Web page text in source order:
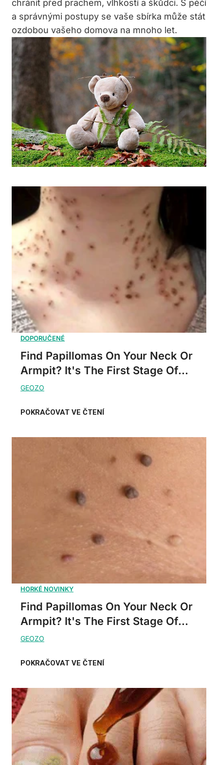
chránit před prachem, vlhkostí a škůdci. S péčí
a správnými postupy se vaše sbírka může stát
ozdobou vašeho domova na mnoho let.
Find Papillomas On Your Neck Or
Armpit? It's The First Stage Of...
Find Papillomas On Your Neck Or
Armpit? It's The First Stage Of...